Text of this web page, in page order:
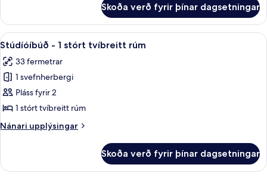
-
svefnherbergi
Skoða verð fyrir þínar dagsetningar
Skoða
allar
myndir
fyrir
Stúdíóíbúð
-
1
stórt
rúm
Rúmföt af bestu gerð, dúnsængur,
7
Stúdíóíbúð - 1 stórt tvíbreitt rúm
33 fermetrar
1 svefnherbergi
Pláss fyrir 2
1 stórt tvíbreitt rúm
Nánari upplýsingar
Nánari
-
Skoða verð fyrir þínar dagsetningar